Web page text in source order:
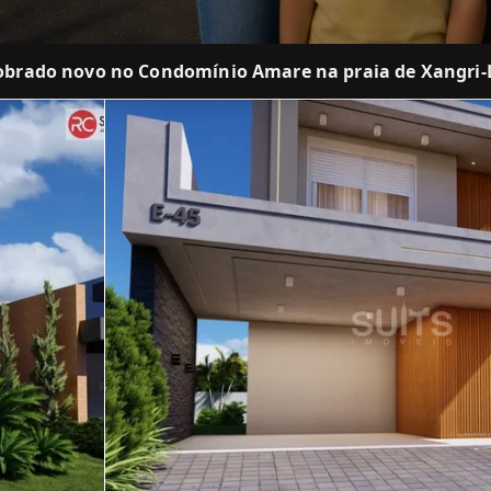
novo no Condomínio Amare na praia de Xangri-